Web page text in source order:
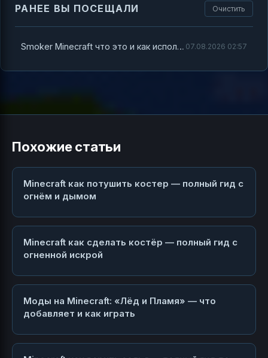
РАНЕЕ ВЫ ПОСЕЩАЛИ Очистить
Smoker Minecraft что это и как использовать коптильню в игре 07.08.2026 02:57
Похожие статьи
Minecraft как потушить костер — полный гид с
огнём и дымом
Minecraft как сделать костёр — полный гид с
огненной искрой
Моды на Minecraft: «Лёд и Пламя» — что
добавляет и как играть